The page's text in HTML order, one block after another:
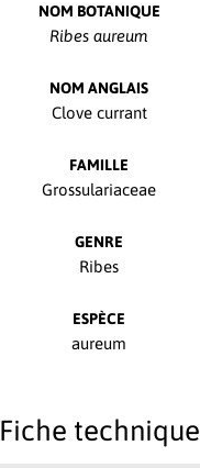
NOM BOTANIQUE
Ribes aureum
NOM ANGLAIS
Clove currant
FAMILLE
Grossulariaceae
GENRE
Ribes
ESPÈCE
aureum
Fiche technique